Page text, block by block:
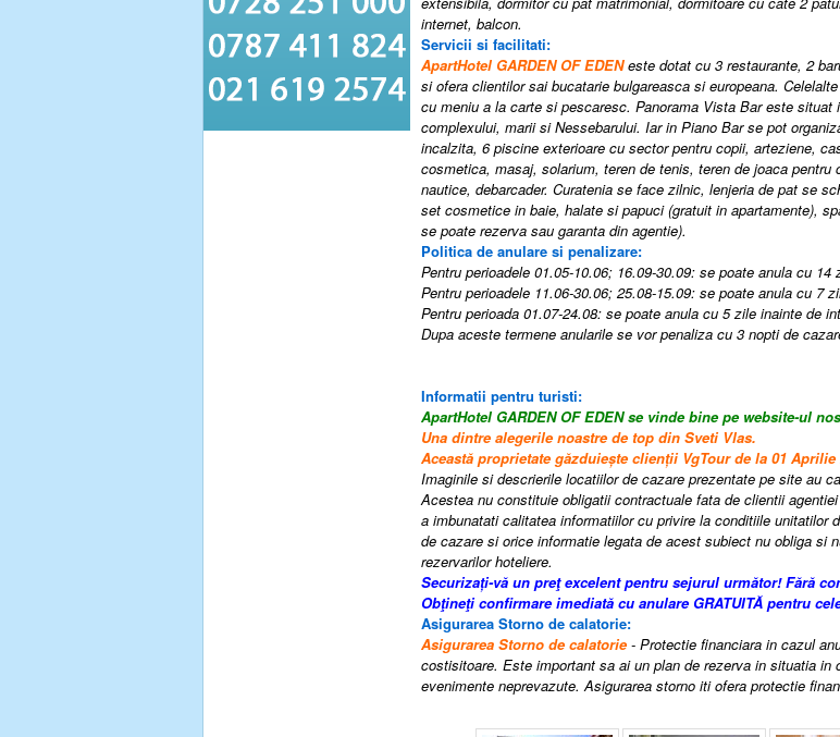
internet, balcon.
Servicii si facilitati:
ApartHotel GARDEN OF EDEN este dotat cu 3 restaurante, 2
si ofera clientilor sai bucatarie bulgareasca si europeana.
cu meniu a la carte si pescaresc. Panorama Vista Bar este situat
complexului, marii si Nessebarului. Iar in Piano Bar se pot
incalzita, 6 piscine exterioare cu sector pentru copii, arteziene,
cosmetica, masaj, solarium, teren de tenis, teren de joaca
nautice, debarcader. Curatenia se face zilnic, lenjeria de pat se
set cosmetice in baie, halate si papuci (gratuit in apartamente),
se poate rezerva sau garanta din agentie).
Politica de anulare si penalizare:
Pentru perioadele 01.05-10.06; 16.09-30.09: se poate anula cu
Pentru perioadele 11.06-30.06; 25.08-15.09: se poate anula cu 7
Pentru perioada 01.07-24.08: se poate anula cu 5 zile inainte de
Dupa aceste termene anularile se vor penaliza cu 3 nopti de
Informatii pentru turisti:
ApartHotel GARDEN OF EDEN se vinde bine pe website-ul
Una dintre alegerile noastre de top din Sveti Vlas.
Această proprietate găzduiește clienții VgTour de la 01 Aprilie
Imaginile si descrierile locatiilor de cazare prezentate pe site au
Acestea nu constituie obligatii contractuale fata de clientii
a imbunatati calitatea informatiilor cu privire la conditiile unitatilor
de cazare si orice informatie legata de acest subiect nu obliga si
rezervarilor hoteliere.
Securizați-vă un preţ excelent pentru sejurul următor! Fără
Obţineţi confirmare imediată cu anulare GRATUITĂ pentru
Asigurarea Storno de calatorie:
Asigurarea Storno de calatorie- Protectie financiara in cazul
costisitoare. Este important sa ai un plan de rezerva in situatia
evenimente neprevazute. Asigurarea storno iti ofera protectie